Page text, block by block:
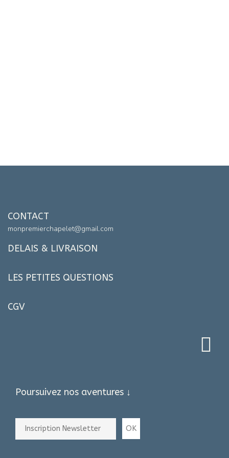
CONTACT
monpremierchapelet@gmail.com
DELAIS & LIVRAISON
LES PETITES QUESTIONS
CGV
Poursuivez nos aventures ↓